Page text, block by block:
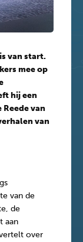
van start.
mee op
hij een
van
van
van de
de
aan
over